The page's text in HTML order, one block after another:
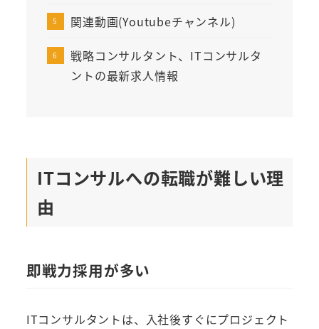
関連動画(Youtubeチャンネル)
戦略コンサルタント、ITコンサルタ
ントの最新求人情報
ITコンサルへの転職が難しい理
由
即戦力採用が多い
ITコンサルタントは、入社後すぐにプロジェクト